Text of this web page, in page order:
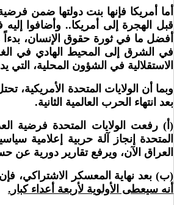
أما أمريكا فإنها بنت دولتها ضمن
قبل الهجرة إلى أمريكا.. وأضافوا
أفضل ما في ثورة حقوق الإنسان،
في الشرق إلى المحيط الهادي في
الاستقلالية في الشؤون المحلية،
وبما أن الولايات المتحدة الأمريكية،
بعد انتهاء الحرب العالمية الثانية.
(أ) رفعت الولايات المتحدة فرضية
المتحدة إنجاز آلة حربية إعلامية
العراق الآن، ويرفع تقارير دورية عن
(ب) بعد نهاية المعسكر الاشتراكي،
أنه سيعطى الأولوية لأربعة أعداء كبار .